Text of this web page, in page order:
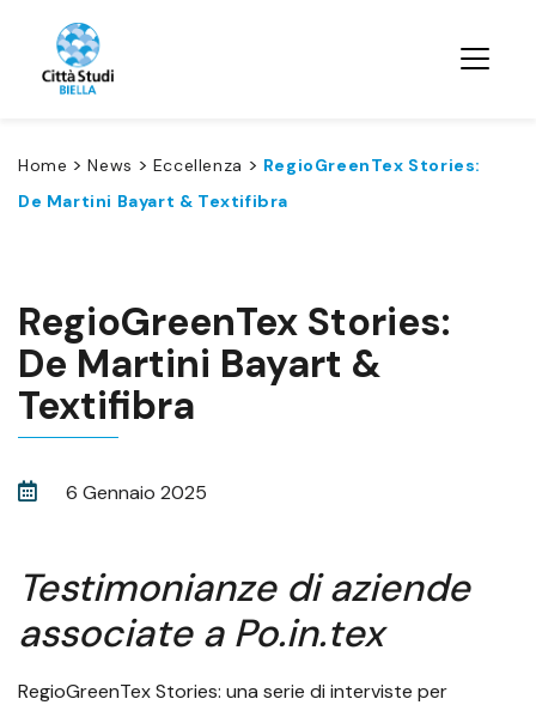
Home >News > Eccellenza > RegioGreenTex Stories:
De Martini Bayart & Textifibra
RegioGreenTex Stories:
De Martini Bayart &
Textifibra
6 Gennaio 2025
Testimonianze di aziende
associate a Po.in.tex
RegioGreenTex Stories: una serie di interviste per